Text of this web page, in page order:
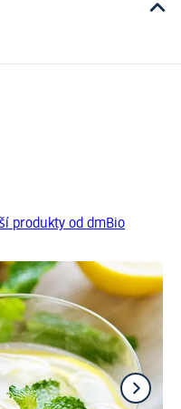
produkty od dmBio